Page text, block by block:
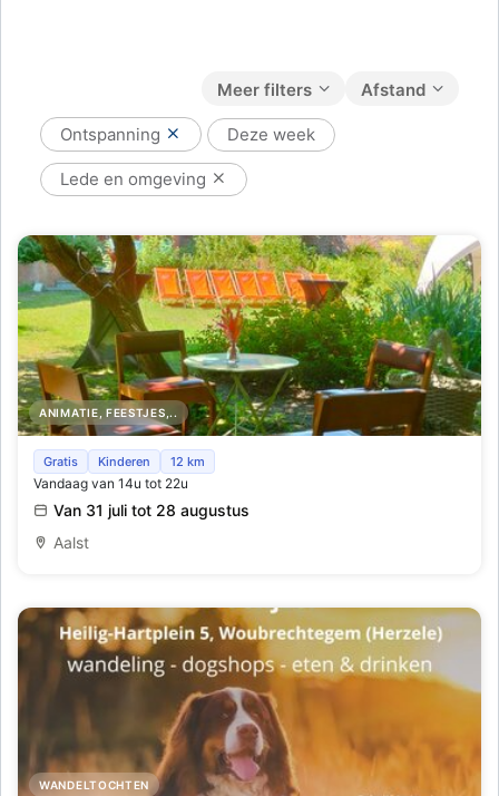
Afstand
Meer filters
Ontspanning Deze week
Lede en omgeving
ANIMATIE, FEESTJES,..
Zomer In De Pastorie
Gratis Kinderen 12 km
Vandaag van 14u tot 22u
Van 31 juli tot 28 augustus
Aalst
WANDELTOCHTEN